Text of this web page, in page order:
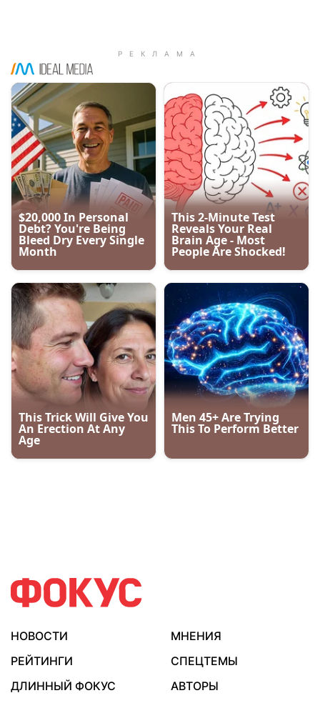
НОВОСТИ
МНЕНИЯ
РЕЙТИНГИ
СПЕЦТЕМЫ
ДЛИННЫЙ ФОКУС
АВТОРЫ